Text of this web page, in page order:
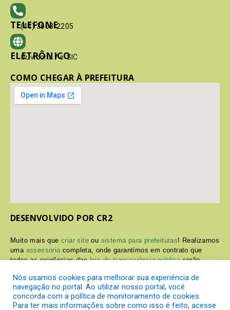
TELEFONE
(41) 3603-2205
ELETRÔNICO
Ouvidoria / e-SIC
COMO CHEGAR À PREFEITURA
DESENVOLVIDO POR CR2
Muito mais quecriar site ou sistema para prefeituras! Realizamos
uma assessoria completa, onde garantimos em contrato que
todas as exigências dasleis de transparência públicaserão
Conheça oPNTPe oRadar da Transparência Pública
Nós usamos cookies para melhorar sua experiência de
navegação no portal. Ao utilizar nosso portal, você
concorda com a política de monitoramento de cookies.
Para ter mais informações sobre como isso é feito, acesse